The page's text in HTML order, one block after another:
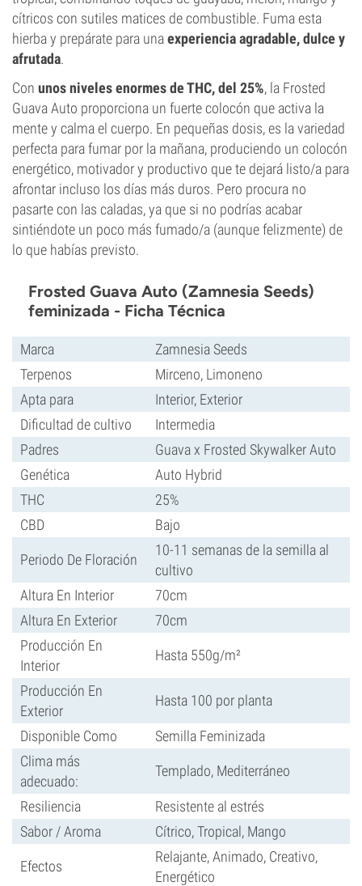
cítricos con sutiles matices de combustible. Fuma esta
hierba y prepárate para unaexperiencia agradable, dulce y
afrutada.
Con unos niveles enormes de THC, del 25%, la Frosted
Guava Auto proporciona un fuerte colocón que activa la
mente y calma el cuerpo. En pequeñas dosis, es la variedad
perfecta para fumar por la mañana, produciendo un colocón
energético, motivador y productivo que te dejará listo/a para
afrontar incluso los días más duros. Pero procura no
pasarte con las caladas, ya que si no podrías acabar
sintiéndote un poco más fumado/a (aunque felizmente) de
lo que habías previsto.
Frosted Guava Auto (Zamnesia Seeds)
feminizada - Ficha Técnica
Marca
Zamnesia Seeds
Terpenos
Mirceno, Limoneno
Apta para
Interior, Exterior
Dificultad de cultivo
Intermedia
Padres
Guava x Frosted Skywalker Auto
Genética
Auto Hybrid
THC
25%
CBD
Bajo
Periodo De Floración
10-11 semanas de la semilla al
cultivo
Altura En Interior
70cm
Altura En Exterior
70cm
Producción En
Interior
Hasta 550g/m²
Producción En
Exterior
Hasta 100 por planta
Disponible Como
Semilla Feminizada
Clima más
adecuado:
Templado, Mediterráneo
Resiliencia
Resistente al estrés
Sabor / Aroma
Cítrico, Tropical, Mango
Efectos
Relajante, Animado, Creativo,
Energético